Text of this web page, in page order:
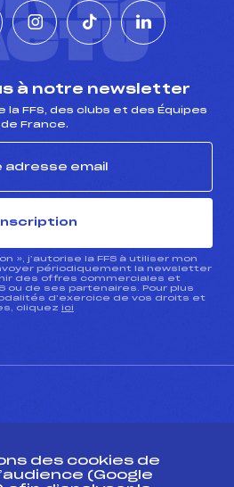
à notre newsletter
la FFS, des clubs et des Équipes
de France.
», j’autorise la FFS à utiliser mon
périodiquement la newsletter
des offres commerciales et
ou de ses partenaires. Pour plus
d’exercice de vos droits et
cliquez ici
des cookies de
(Google